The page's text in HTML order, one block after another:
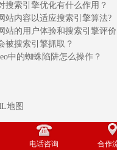
搜索引擎优化有什么作用？
站内容以适应搜索引擎算法?
站的用户体验和搜索引擎评价
被搜索引擎抓取？
中的蜘蛛陷阱怎么操作？
地图
电话咨询 合作